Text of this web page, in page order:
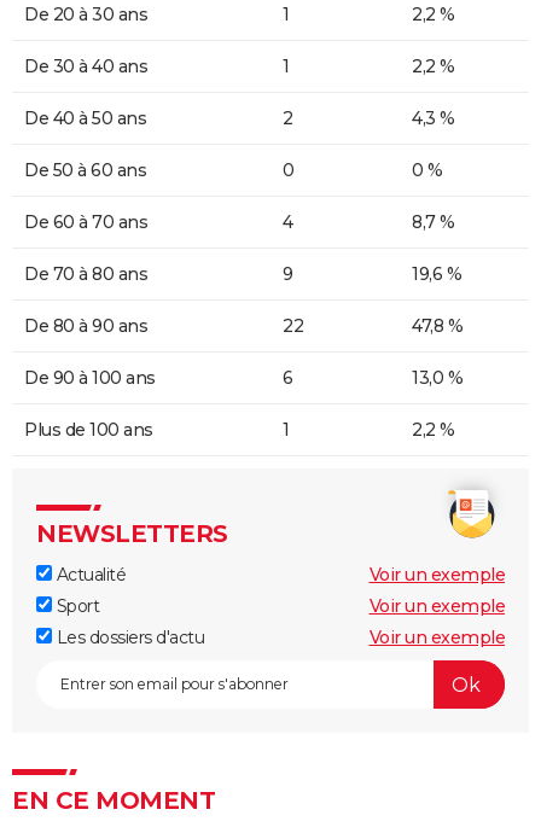
De 20 à 30 ans 1 2,2 %
De 30 à 40 ans 1 2,2 %
De 40 à 50 ans 2 4,3 %
De 50 à 60 ans 0 0 %
De 60 à 70 ans 4 8,7 %
De 70 à 80 ans 9 19,6 %
De 80 à 90 ans 22 47,8 %
De 90 à 100 ans 6 13,0 %
Plus de 100 ans 1 2,2 %
NEWSLETTERS
Actualité
Voir un exemple
Sport
Voir un exemple
Les dossiers d'actu
Voir un exemple
EN CE MOMENT